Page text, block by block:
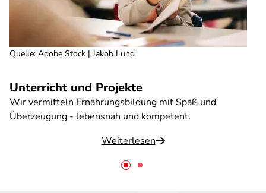
Quelle: Adobe Stock | Jakob Lund
Unterricht und Projekte
Wir vermitteln Ernährungsbildung mit Spaß und
Überzeugung - lebensnah und kompetent.
Weiterlesen